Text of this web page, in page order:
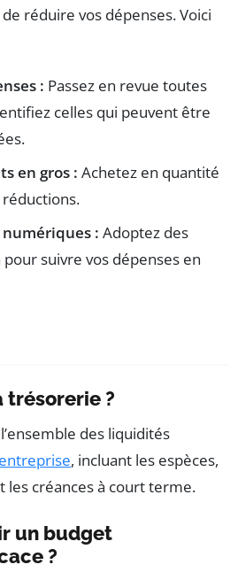
réduire vos dépenses. Voici
: Passez en revue toutes
celles qui peuvent être
en gros : Achetez en quantité
: Adoptez des
suivre vos dépenses en
trésorerie ?
des liquidités
entreprise, incluant les espèces,
les créances à court terme.
un budget
?